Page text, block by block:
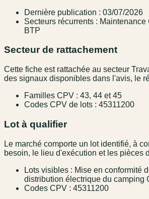
Dernière publication : 03/07/2026
Secteurs récurrents : Maintenance
BTP
Secteur de rattachement
Cette fiche est rattachée au secteur
des signaux disponibles dans l'avis, le
Familles CPV : 43, 44 et 45
Codes CPV de lots : 45311200
Lot à qualifier
Le marché comporte un lot identifié, à
besoin, le lieu d'exécution et les pièces
Lots visibles : Mise en conformité
distribution électrique du camping
Codes CPV : 45311200